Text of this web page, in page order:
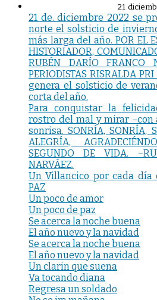
21
21 de. diciembre 2022 se
norte el solsticio de
más larga del año. POR EL
HISTORIADOR,
RUBÉN DARÍO FRANCO
PERIODISTAS RISRALDA
genera el solsticio de
corta del año.
Para conquistar la
rostro del mal y mirar
sonrisa. SONRÍA, SONRÍA,
ALEGRÍA,
SEGUNDO DE VIDA.
NARVÁEZ.
Un Villancico por cada día
PAZ
Un poco de amor
Un poco de paz
Se acerca la noche buena
El año nuevo y la navidad
Se acerca la noche buena
El año nuevo y la navidad
Un clarin que suena
Va tocando diana
Regresa un soldado